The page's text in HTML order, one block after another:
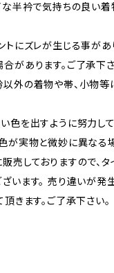
な半衿で気持ちの良い着
にズレが生じる事があ
があります。ご了承下さ
外の着物や帯、小物等
色を出すように努力して
が実物と微妙に異なる
しておりますので、タ
います。 売り違いが発
きます。ご了承下さい。